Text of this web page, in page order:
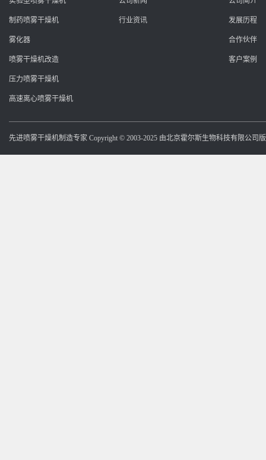
制药喷雾干燥机
雾化器
喷雾干燥机改造
压力喷雾干燥机
高速离心喷雾干燥机
行业资讯 发展历程
合作伙伴
客户案例
先进喷雾干燥机制造专家 Copyright © 2003-2025 由北京霍尔斯生物科技有限公司